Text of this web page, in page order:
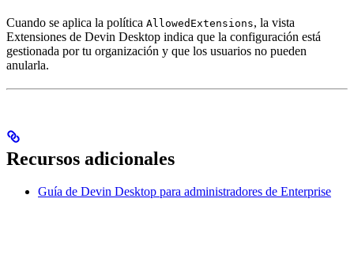
Cuando se aplica la política AllowedExtensions, la vista
Extensiones de Devin Desktop indica que la configuración está
gestionada por tu organización y que los usuarios no pueden
anularla.
Recursos adicionales
Guía de Devin Desktop para administradores de Enterprise